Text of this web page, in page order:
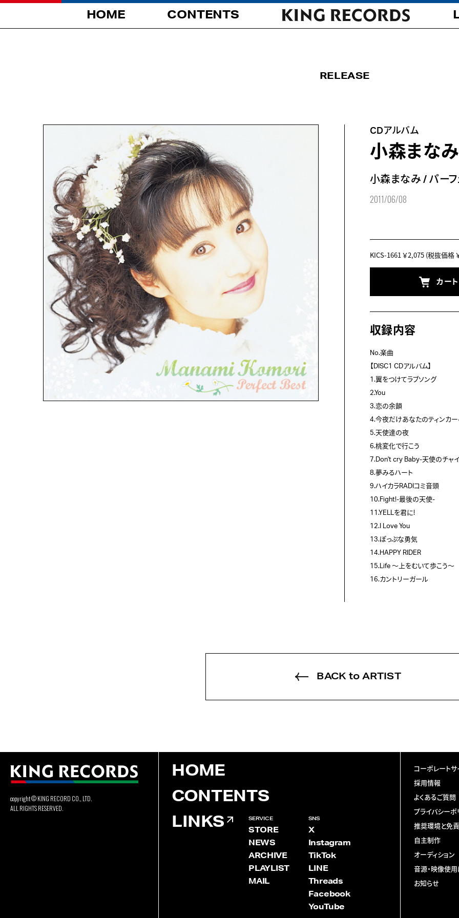
HOME CONTENTS
RELEASE
CDアルバム
小森まな
小森まなみ /パーフ
2011/06/08
KICS-1661￥2,075 (税抜価格
カー
収録内容
No.楽曲
【DISC1 CDアルバム】
1.翼をつけてラブソング
2.You
3.恋の余韻
4.今夜だけあなたのティンカ
5.天使達の夜
6.桃変化で行こう
7.Don't cry Baby-天使のチャ
8.夢みるハート
9.ハイカラRADIコミ音頭
10.Fight!-最後の天使-
11.YELLを君に!
12.I Love You
13.ぽっぷな勇気
14.HAPPY RIDER
15.Life ～上をむいて歩こう～
16.カントリーガール
BACK to ARTIST
copyright © KING RECORD CO., LTD.
ALL RIGHTS RESERVED.
HOME
CONTENTS
LINKS
SERVICE
STORE
NEWS
ARCHIVE
PLAYLIST
MAIL
SNS
X
Instagram
TikTok
LINE
Threads
Facebook
YouTube
コーポレートサ
採用情報
よくあるご質問
プライバシーポ
推奨環境と免
自主制作
オーディション
音源・映像使用
お知らせ